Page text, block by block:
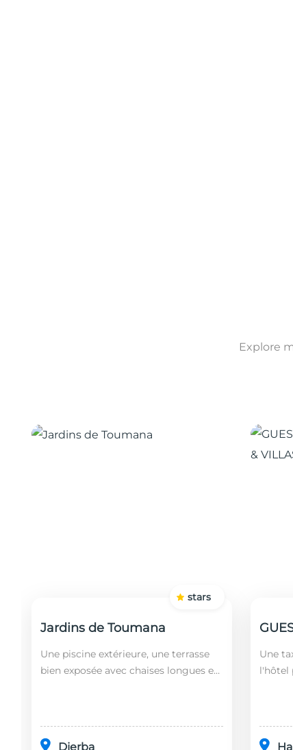
Explore
Jardins de Toumana
Une piscine extérieure, une terrasse
bien exposée avec chaises longues et
Djerba
stars
Une
l'hôtel